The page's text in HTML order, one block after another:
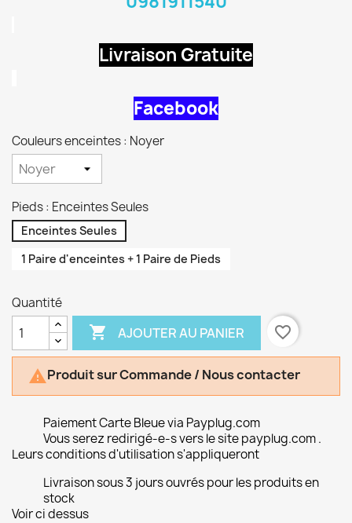
Livraison Gratuite
Facebook
Couleurs enceintes : Noyer
Pieds : Enceintes Seules
Enceintes Seules
1 Paire d'enceintes + 1 Paire de Pieds
Quantité
 AJOUTER AU PANIER favorite_border
Produit sur Commande / Nous contacter
Paiement Carte Bleue via Payplug.com
Vous serez redirigé-e-s vers le site payplug.com .
Leurs conditions d'utilisation s'appliqueront
Livraison sous 3 jours ouvrés pour les produits en
stock
Voir ci dessus